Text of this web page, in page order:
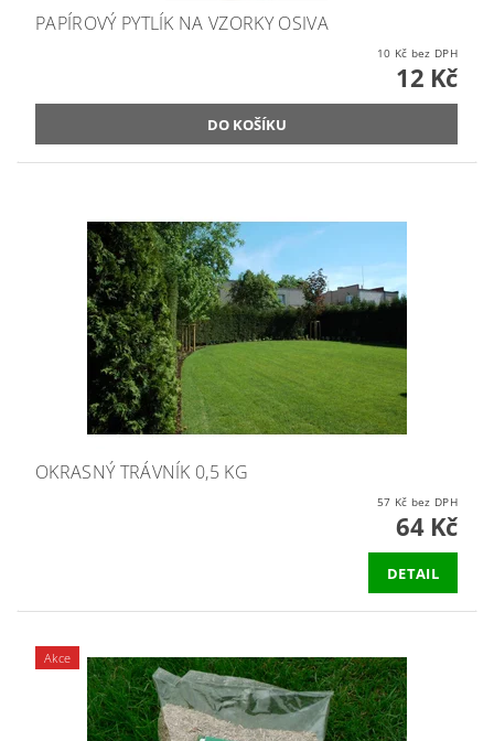
PAPÍROVÝ PYTLÍK NA VZORKY OSIVA
10 Kč bez DPH
12 Kč
OKRASNÝ TRÁVNÍK 0,5 KG
57 Kč bez DPH
64 Kč
DETAIL
Akce